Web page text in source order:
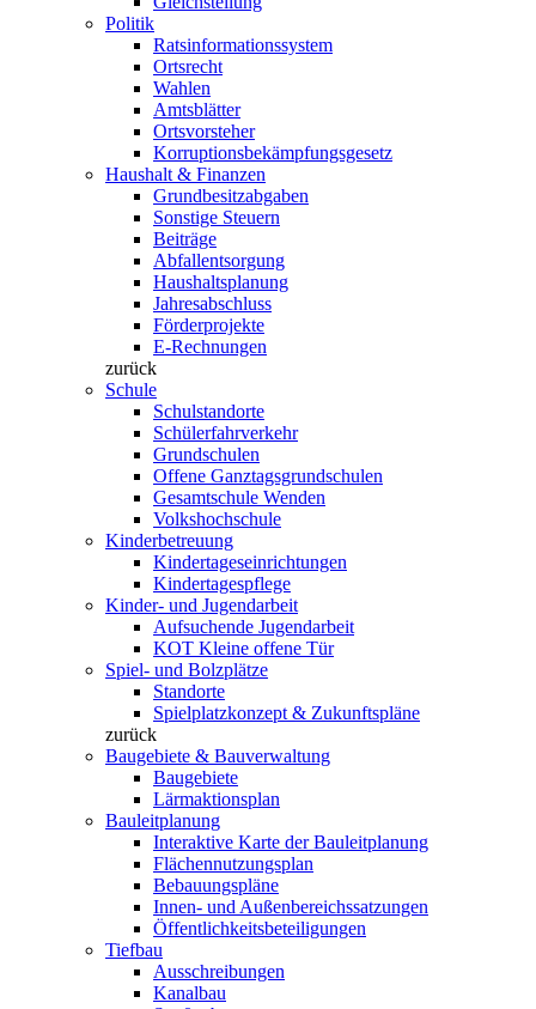
Politik
Ratsinformationssystem
Ortsrecht
Wahlen
Amtsblätter
Ortsvorsteher
Korruptionsbekämpfungsgesetz
Haushalt & Finanzen
Grundbesitzabgaben
Sonstige Steuern
Beiträge
Abfallentsorgung
Haushaltsplanung
Jahresabschluss
Förderprojekte
E-Rechnungen
zurück
Schule
Schulstandorte
Schülerfahrverkehr
Grundschulen
Offene Ganztagsgrundschulen
Gesamtschule Wenden
Volkshochschule
Kinderbetreuung
Kindertageseinrichtungen
Kindertagespflege
Kinder- und Jugendarbeit
Aufsuchende Jugendarbeit
KOT Kleine offene Tür
Spiel- und Bolzplätze
Standorte
Spielplatzkonzept & Zukunftspläne
zurück
Baugebiete & Bauverwaltung
Baugebiete
Lärmaktionsplan
Bauleitplanung
Interaktive Karte der Bauleitplanung
Flächennutzungsplan
Bebauungspläne
Innen- und Außenbereichssatzungen
Öffentlichkeitsbeteiligungen
Tiefbau
Ausschreibungen
Kanalbau